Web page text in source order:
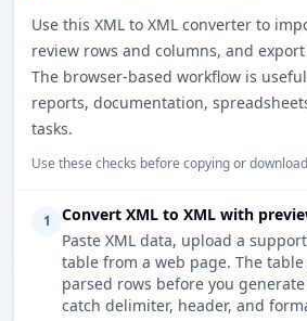
Use this XML to XML converter to
review rows and columns, and
The browser-based workflow is
reports, documentation,
tasks.
Use these checks before copying or
1
Convert XML to XML with
Paste XML data, upload a
table from a web page. The
parsed rows before you generate
catch delimiter, header, and